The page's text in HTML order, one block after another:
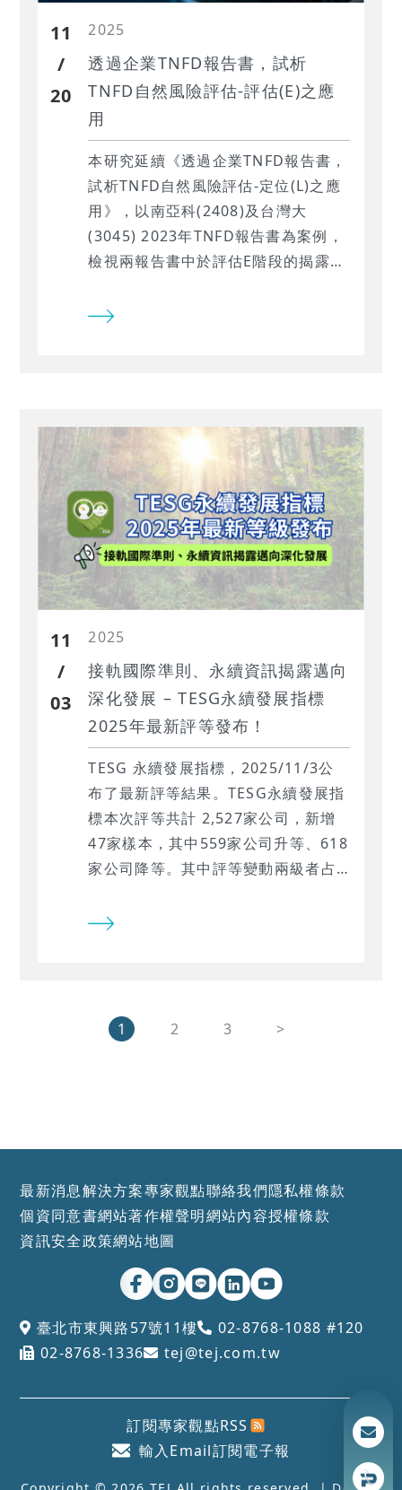
11
/
20
2025
透過企業TNFD報告書，試析
TNFD自然風險評估-評估(E)之應
用
本研究延續《透過企業TNFD報告書，
試析TNFD自然風險評估-定位(L)之應
用》，以南亞科(2408)及台灣大
(3045) 2023年TNFD報告書為案例，
檢視兩報告書中於評估E階段的揭露情
式，協助企業在編撰上能更細緻地評
上。
11
/
03
2025
接軌國際準則、永續資訊揭露邁向
深化發展 – TESG永續發展指標
2025年最新評等發布！
TESG 永續發展指標，2025/11/3公
布了最新評等結果。TESG永續發展指
標本次評等共計 2,527家公司，新增
47家樣本，其中559家公司升等、618
家公司降等。其中評等變動兩級者占
動企業競爭力提升。
1 2 3 >
最新消息解決方案專家觀點聯絡我們隱私權條款
個資同意書網站著作權聲明網站內容授權條款
資訊安全政策網站地圖
臺北市東興路57號11樓
02-8768-1088 #120
02-8768-1336
tej@tej.com.tw
訂閱專家觀點RSS
輸入Email訂閱電子報